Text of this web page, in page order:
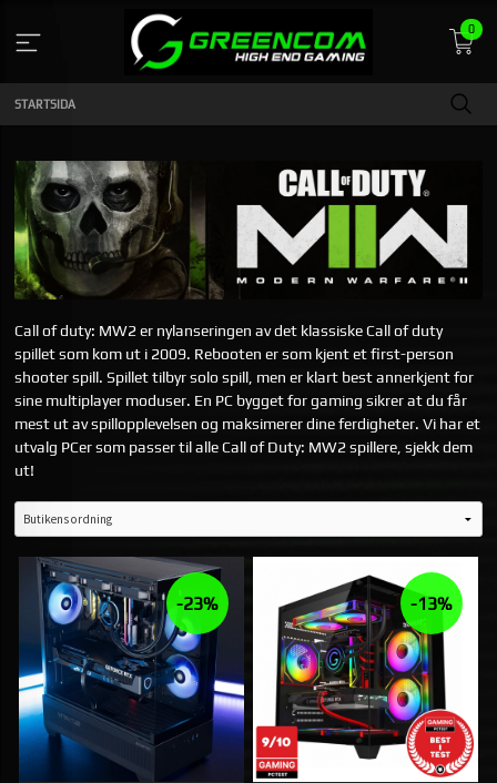
innehåll
0
STARTSIDA
Call of duty: MW2 er nylanseringen av det klassiske Call of duty
spillet som kom ut i 2009. Rebooten er som kjent et first-person
shooter spill. Spillet tilbyr solo spill, men er klart best annerkjent for
sine multiplayer moduser. En PC bygget for gaming sikrer at du får
mest ut av spillopplevelsen og maksimerer dine ferdigheter. Vi har et
utvalg PCer som passer til alle Call of Duty: MW2 spillere, sjekk dem
ut!
-23% -13%